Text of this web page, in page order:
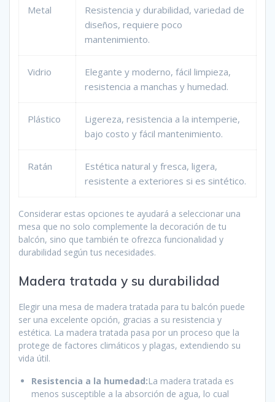
Metal
Resistencia y durabilidad, variedad de
diseños, requiere poco
mantenimiento.
Vidrio
Elegante y moderno, fácil limpieza,
resistencia a manchas y humedad.
Plástico
Ligereza, resistencia a la intemperie,
bajo costo y fácil mantenimiento.
Ratán
Estética natural y fresca, ligera,
resistente a exteriores si es sintético.
Considerar estas opciones te ayudará a seleccionar una
mesa que no solo complemente la decoración de tu
balcón, sino que también te ofrezca funcionalidad y
durabilidad según tus necesidades.
Madera tratada y su durabilidad
Elegir una mesa de madera tratada para tu balcón puede
ser una excelente opción, gracias a su resistencia y
estética. La madera tratada pasa por un proceso que la
protege de factores climáticos y plagas, extendiendo su
vida útil.
Resistencia a la humedad:La madera tratada es
menos susceptible a la absorción de agua, lo cual